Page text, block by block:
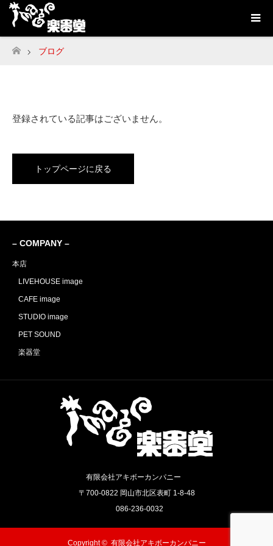
ホーム
ブログ
登録されている記事はございません。
トップページに戻る
– COMPANY –
本店
LIVEHOUSE image
CAFE image
STUDIO image
PET SOUND
楽器堂
有限会社アキボーカンパニー
〒700-0822 岡山市北区表町 1-8-48
086-236-0032
Copyright © 有限会社アキボーカンパニー